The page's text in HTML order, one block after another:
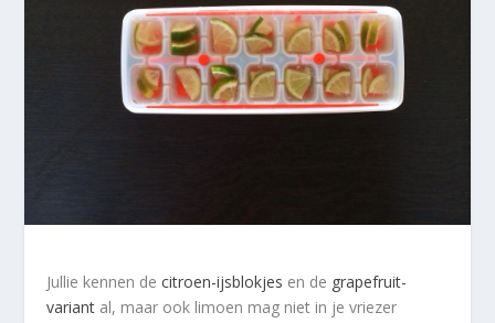
Jullie kennen decitroen-ijsblokjes en de grapefruit-
variant al, maar ook limoen mag niet in je vriezer